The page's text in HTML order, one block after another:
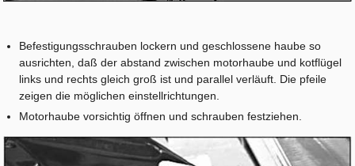
Befestigungsschrauben lockern und geschlossene haube so
ausrichten, daß der abstand zwischen motorhaube und kotflügel
links und rechts gleich groß ist und parallel verläuft. Die pfeile
zeigen die möglichen einstellrichtungen.
Motorhaube vorsichtig öffnen und schrauben festziehen.